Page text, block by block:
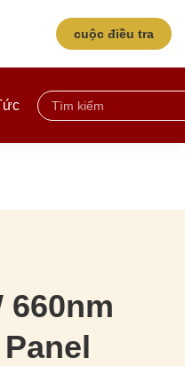
cuộc điều tra
660nm